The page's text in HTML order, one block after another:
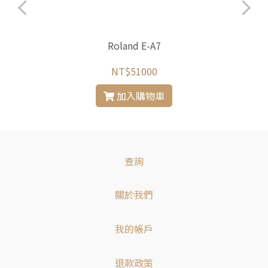
Roland E-A7
NT$51000
加入購物車
查詢
關於我們
我的帳戶
退款政策